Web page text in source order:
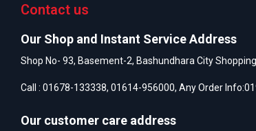
Contact us
Our Shop and Instant Service Address
Shop No- 93, Basement-2, Bashundhara City
Call : 01678-133338, 01614-956000, Any Order Info:
Our customer care address